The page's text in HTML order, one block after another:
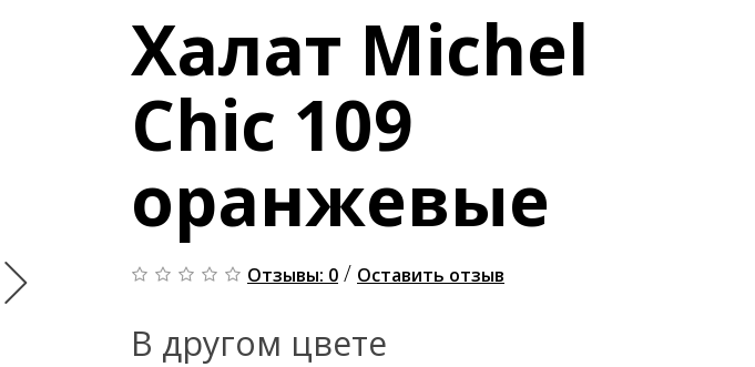
Халат Michel
Chic 109
оранжевые
Отзывы: 0 / Оставить отзыв
В другом цвете